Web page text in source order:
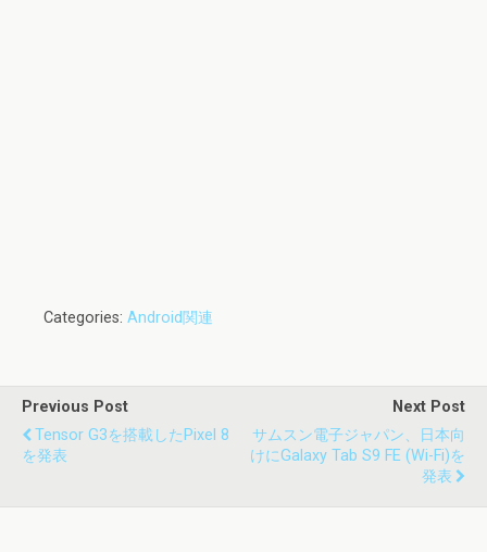
Categories: Android関連
Previous Post
Tensor G3を搭載したPixel 8
を発表
Next Post
サムスン電子ジャパン、日本向
けにGalaxy Tab S9 FE (Wi-Fi)を
発表